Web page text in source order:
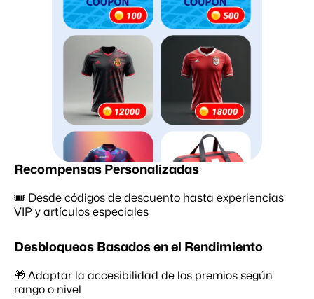
Recompensas Personalizadas
🎟 Desde códigos de descuento hasta experiencias
VIP y artículos especiales
Desbloqueos Basados en el Rendimiento
🎁 Adaptar la accesibilidad de los premios según
rango o nivel